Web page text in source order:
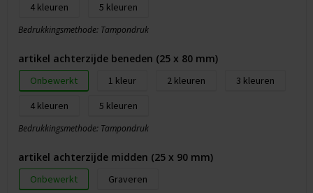
4
5
Bedrukkingsmethode: Tampondruk
artikel achterzijde beneden (25 x 80 mm)
Onbewerkt 1 2
3
4
5
Bedrukkingsmethode: Tampondruk
artikel achterzijde midden (25 x 90 mm)
Onbewerkt Graveren